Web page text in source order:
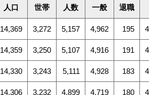
人口 世帯 人数 一般 退職
14,369 3,272 5,157 4,962 195
14,359 3,250 5,107 4,916 191
14,330 3,243 5,111 4,928 183
14,306 3,232 4,899 4,719 180